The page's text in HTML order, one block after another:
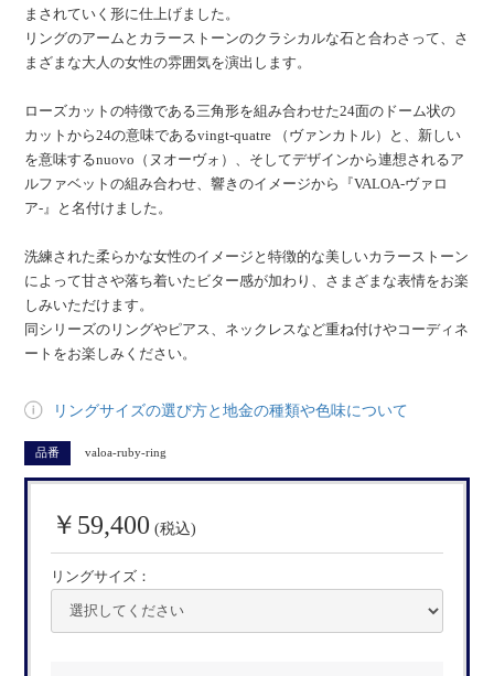
まされていく形に仕上げました。
リングのアームとカラーストーンのクラシカルな石と合わさって、さ
まざまな大人の女性の雰囲気を演出します。
ローズカットの特徴である三角形を組み合わせた24面のドーム状の
カットから24の意味であるvingt-quatre （ヴァンカトル）と、新しい
を意味するnuovo（ヌオーヴォ）、そしてデザインから連想されるア
ルファベットの組み合わせ、響きのイメージから『VALOA-ヴァロ
ア-』と名付けました。
洗練された柔らかな女性のイメージと特徴的な美しいカラーストーン
によって甘さや落ち着いたビター感が加わり、さまざまな表情をお楽
しみいただけます。
同シリーズのリングやピアス、ネックレスなど重ね付けやコーディネ
ートをお楽しみください。
リングサイズの選び方と地金の種類や色味について
品番 valoa-ruby-ring
￥59,400 (税込)
リングサイズ：